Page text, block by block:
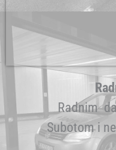
Radnim
Subotom i